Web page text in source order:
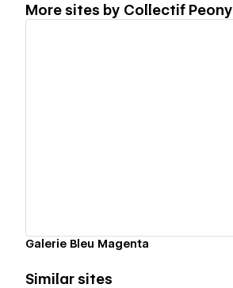
More sites by Collectif Peony
Galerie Bleu Magenta
Similar sites